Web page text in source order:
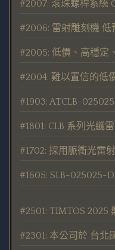
#2006: 雷射雕刻機 低